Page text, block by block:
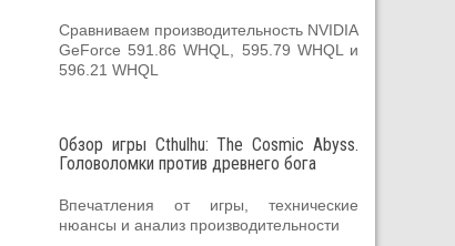
Сравниваем производительность NVIDIA
GeForce 591.86 WHQL, 595.79 WHQL и
596.21 WHQL
Обзор игры Cthulhu: The Cosmic Abyss.
Головоломки против древнего бога
Впечатления от игры, технические
нюансы и анализ производительности